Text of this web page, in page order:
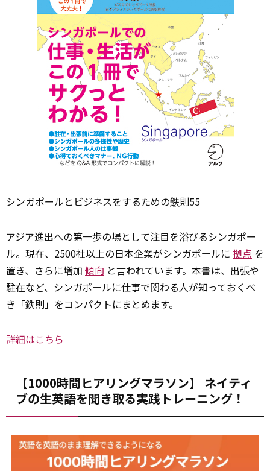
シンガポールとビジネスをするための鉄則55
アジア進出への第一歩の場として注目を浴びるシンガポー
ル。現在、2500社以上の日本企業がシンガポールに 拠点 を
置き、さらに増加 傾向 と言われています。本書は、出張や
駐在など、シンガポールに仕事で関わる人が知っておくべ
き「鉄則」をコンパクトにまとめます。
詳細はこちら
【1000時間ヒアリングマラソン】 ネイティ
ブの生英語を聞き取る実践トレーニング！